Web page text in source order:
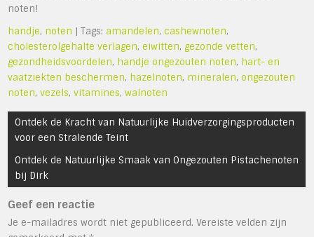
noten!
handje, noten | Tags: amandelen,cashewnoten,
cholesterolgehalte verlagen,eiwitten,gezonde vetten,
gezondheidsvoordelen, handje ongezouten noten, hart- en
vaatziekten beschermen, hazelnoten, mineralen,ongezouten
noten,vezels,vitamines,walnoten
Bericht
navigatie
Ontdek de Kracht van Natuurlijke Huidverzorgingsproducten
voor een Stralende Teint
Ontdek de Natuurlijke Smaak van Ongezouten Pistachenoten
bij Dirk
Geef een reactie
Je e-mailadres wordt niet gepubliceerd. Vereiste velden zijn